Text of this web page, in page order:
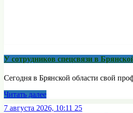
У сотрудников спецсвязи в
Сегодня в Брянской области свой
Читать далее
7 августа 2026, 10:11 25